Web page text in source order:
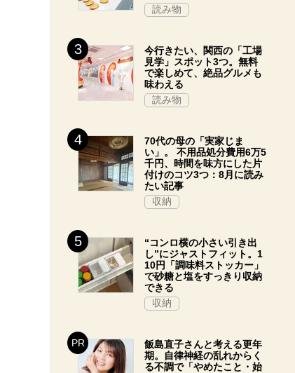
読み物
今行きたい、関西の「工場
見学」スポット3つ。無料
で楽しめて、絶品グルメも
味わえる
読み物
70代の母の「実家じま
い」。 不用品処分費用6万5
千円、時間を味方にした片
付けのコツ3つ：8月に読み
たい記事
収納
“コンロ横の小さい引き出
し”にジャストフィット。1
10円「調味料ストッカー」
で砂糖と塩をすっきり収納
できる
収納
飯島直子さんと考える更年
期。自律神経の乱れからく
る不調で「やめたこと・始